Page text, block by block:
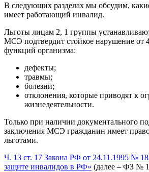
В следующих разделах мы обсудим,
имеет работающий инвалид.
Льготы лицам 2, 1 группы
МСЭ подтвердит стойкое нарушение от
функций организма:
дефекты;
травмы;
болезни;
отклонения, которые приводят к
жизнедеятельности.
Только при наличии документального
заключения МСЭ гражданин имеет право
льготами.
Ч. 13 ст. 17 Закона РФ от 24.11.1995 №
защите инвалидов в РФ» (далее – ФЗ №